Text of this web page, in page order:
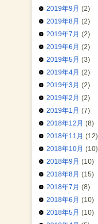
2019年9月 (2)
2019年8月 (2)
2019年7月 (2)
2019年6月 (2)
2019年5月 (3)
2019年4月 (2)
2019年3月 (2)
2019年2月 (2)
2019年1月 (7)
2018年12月 (8)
2018年11月 (12)
2018年10月 (10)
2018年9月 (10)
2018年8月 (15)
2018年7月 (8)
2018年6月 (10)
2018年5月 (10)